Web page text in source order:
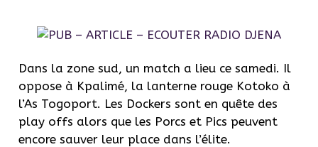
Dans la zone sud, un match a lieu ce samedi. Il
oppose à Kpalimé, la lanterne rouge Kotoko à
l’As Togoport. Les Dockers sont en quête des
play offs alors que les Porcs et Pics peuvent
encore sauver leur place dans l’élite.